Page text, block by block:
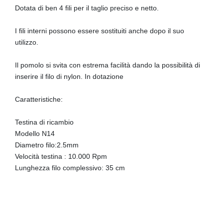
Dotata di ben 4 fili per il taglio preciso e netto.
I fili interni possono essere sostituiti anche dopo il suo
utilizzo.
Il pomolo si svita con estrema facilità dando la possibilità di
inserire il filo di nylon. In dotazione
Caratteristiche:
Testina di ricambio
Modello N14
Diametro filo:2.5mm
Velocità testina : 10.000 Rpm
Lunghezza filo complessivo: 35 cm